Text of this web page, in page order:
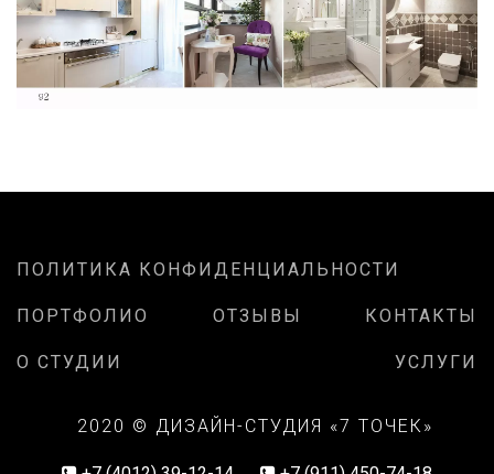
ПОЛИТИКА КОНФИДЕНЦИАЛЬНОСТИ
ПОРТФОЛИО ОТЗЫВЫ КОНТАКТЫ
О СТУДИИ УСЛУГИ
2020 © ДИЗАЙН-СТУДИЯ «7 ТОЧЕК»